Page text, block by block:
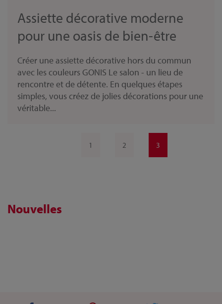
Assiette décorative moderne
pour une oasis de bien-être
Créer une assiette décorative hors du commun
avec les couleurs GONIS Le salon - un lieu de
rencontre et de détente. En quelques étapes
simples, vous créez de jolies décorations pour une
véritable...
1 2 3
Nouvelles